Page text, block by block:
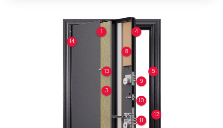
1
3
4
5
8
9
10
11
12
13
14